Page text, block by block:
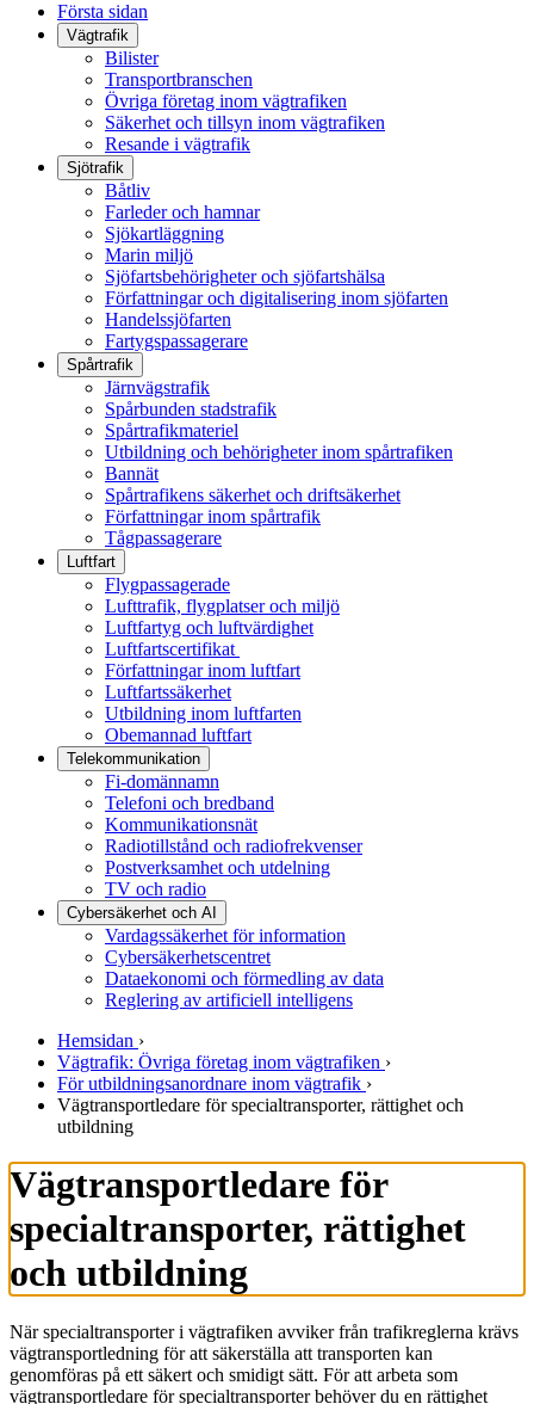
Första sidan
Vägtrafik
Bilister
Transportbranschen
Övriga företag inom vägtrafiken
Säkerhet och tillsyn inom vägtrafiken
Resande i vägtrafik
Sjötrafik
Båtliv
Farleder och hamnar
Sjökartläggning
Marin miljö
Sjöfartsbehörigheter och sjöfartshälsa
Författningar och digitalisering inom sjöfarten
Handelssjöfarten
Fartygspassagerare
Spårtrafik
Järnvägstrafik
Spårbunden stadstrafik
Spårtrafikmateriel
Utbildning och behörigheter inom spårtrafiken
Bannät
Spårtrafikens säkerhet och driftsäkerhet
Författningar inom spårtrafik
Tågpassagerare
Luftfart
Flygpassagerade
Lufttrafik, flygplatser och miljö
Luftfartyg och luftvärdighet
Luftfartscertifikat
Författningar inom luftfart
Luftfartssäkerhet
Utbildning inom luftfarten
Obemannad luftfart
Telekommunikation
Fi-domännamn
Telefoni och bredband
Kommunikationsnät
Radiotillstånd och radiofrekvenser
Postverksamhet och utdelning
TV och radio
Cybersäkerhet och AI
Vardagssäkerhet för information
Cybersäkerhetscentret
Dataekonomi och förmedling av data
Reglering av artificiell intelligens
Hemsidan ›
Vägtrafik: Övriga företag inom vägtrafiken ›
För utbildningsanordnare inom vägtrafik ›
Vägtransportledare för specialtransporter, rättighet och
utbildning
Vägtransportledare för
specialtransporter, rättighet
och utbildning
När specialtransporter i vägtrafiken avviker från trafikreglerna krävs
vägtransportledning för att säkerställa att transporten kan
genomföras på ett säkert och smidigt sätt. För att arbeta som
vägtransportledare för specialtransporter behöver du en rättighet